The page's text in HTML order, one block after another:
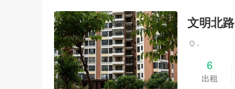
文明北路
-
6
出租